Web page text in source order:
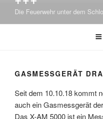
Die Feuerwehr unter dem
GASMESSGERÄT
Seit dem 10.10.18 kommt
auch ein Gasmessgerät
Das X-AM 5000 ist ein